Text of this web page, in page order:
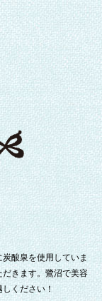
酸泉を使用していま
きます。鷺沼で美容
ください！